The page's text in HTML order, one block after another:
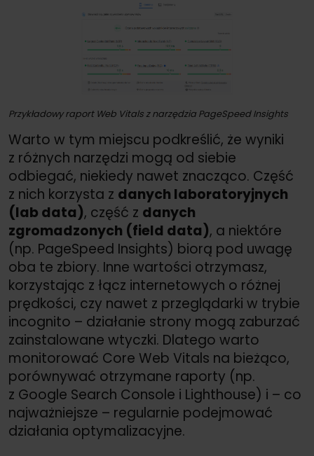
Przykładowy raport Web Vitals z narzędzia PageSpeed Insights
Warto w tym miejscu podkreślić, że wyniki
z różnych narzędzi mogą od siebie
odbiegać, niekiedy nawet znacząco. Część
z nich korzysta z danych laboratoryjnych
(lab data), część z danych
zgromadzonych (field data), a niektóre
(np. PageSpeed Insights) biorą pod uwagę
oba te zbiory. Inne wartości otrzymasz,
korzystając z łącz internetowych o różnej
prędkości, czy nawet z przeglądarki w trybie
incognito – działanie strony mogą zaburzać
zainstalowane wtyczki. Dlatego warto
monitorować Core Web Vitals na bieżąco,
porównywać otrzymane raporty (np.
z Google Search Console i Lighthouse) i – co
najważniejsze – regularnie podejmować
działania optymalizacyjne.